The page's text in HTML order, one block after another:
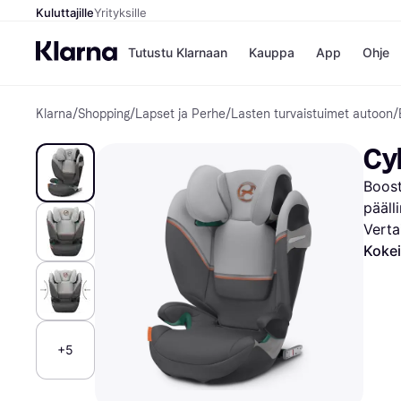
KuluttajilleYrityksille
Tutustu Klarnaan Kauppa
Kaupat
Gigantti
H&M
Peten
Wolt
App Ohje
Klarna/Shopping/Lapset ja Perhe/Lasten turvaistuimet autoon/
+5